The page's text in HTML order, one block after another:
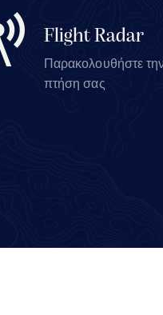
Flight Radar
Παρακολουθήστε
πτήση σας